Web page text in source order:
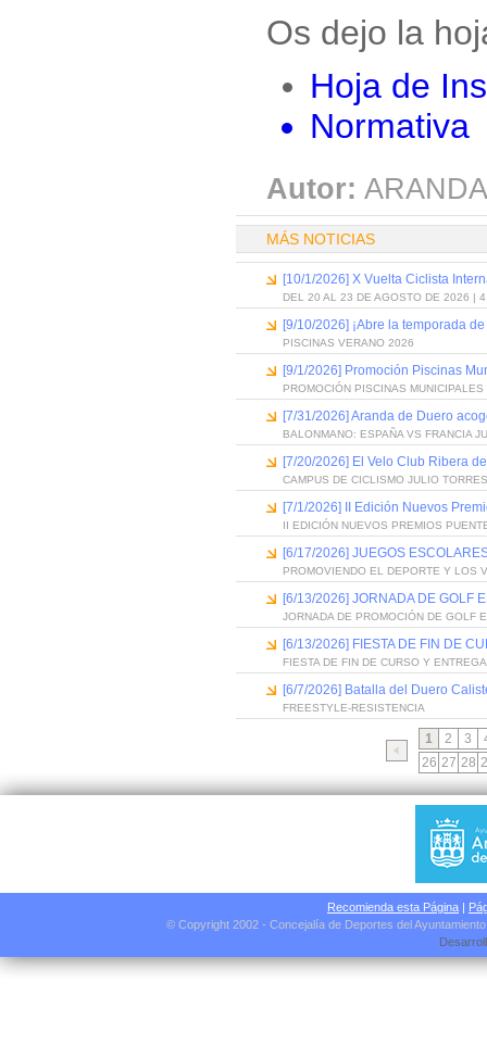
Os dejo la
Hoja de
Normativa
Autor:
MÁS NOTICIAS
[10/1/2026] X Vuelta Ciclista
DEL 20 AL 23 DE AGOSTO DE 2026 | 4
[9/10/2026] ¡Abre la temporada
PISCINAS VERANO 2026
[9/1/2026] Promoción Piscinas
PROMOCIÓN PISCINAS
[7/31/2026] Aranda de Duero
BALONMANO: ESPAÑA VS FRANCIA
[7/20/2026] El Velo Club Ribera
CAMPUS DE CICLISMO JULIO
[7/1/2026] II Edición Nuevos
II EDICIÓN NUEVOS PREMIOS
[6/17/2026] JUEGOS
PROMOVIENDO EL DEPORTE Y LOS
[6/13/2026] JORNADA DE GOLF
JORNADA DE PROMOCIÓN DE GOLF
[6/13/2026] FIESTA DE FIN DE
FIESTA DE FIN DE CURSO Y
[6/7/2026] Batalla del Duero
FREESTYLE-RESISTENCIA
1 2 3
26 27 28
Recomienda esta Página |
© Copyright 2002 - Concejalía de Deportes del